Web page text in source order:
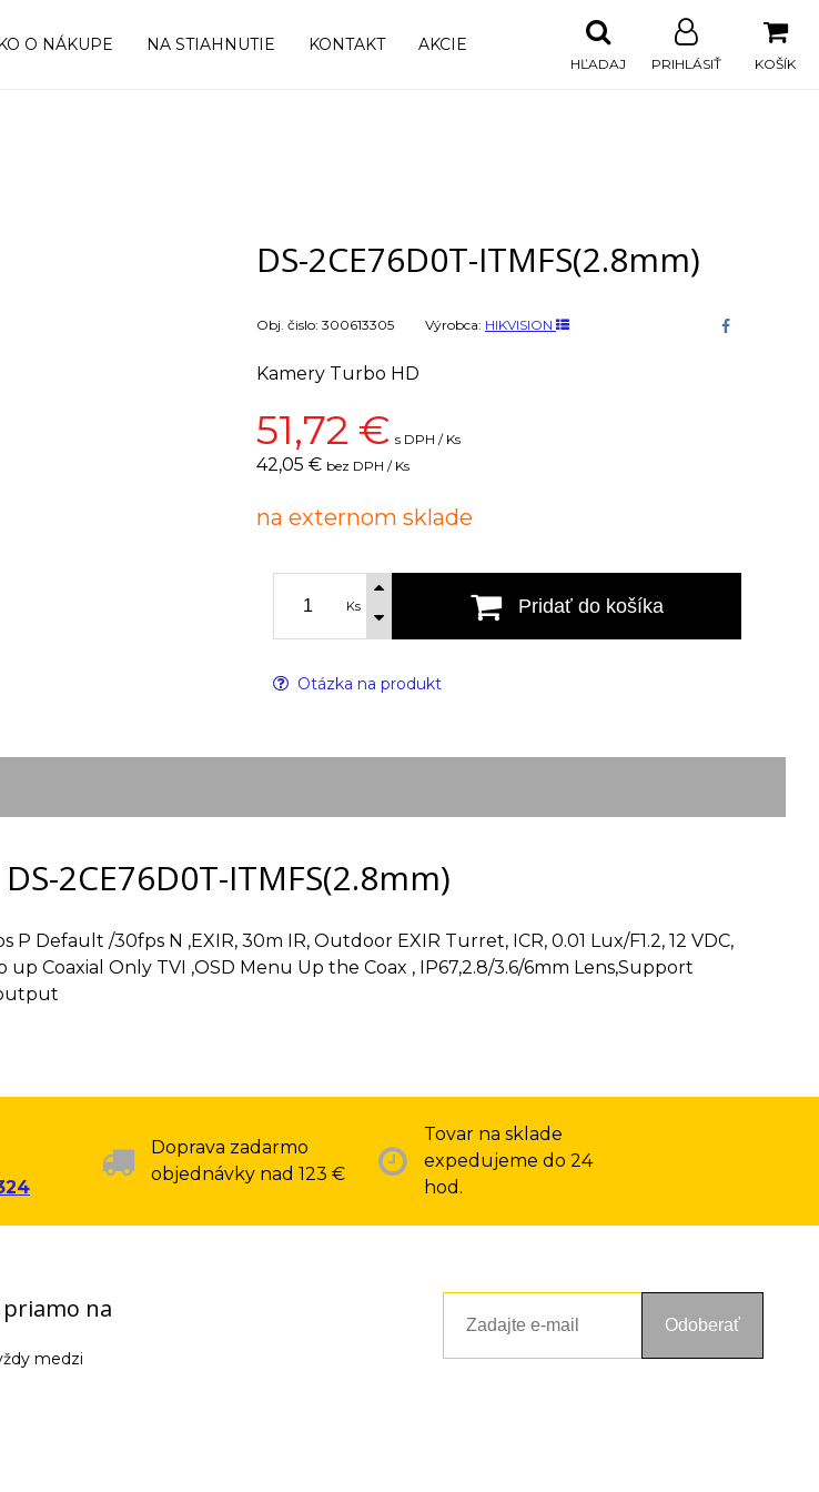
O NÁKUPE NA STIAHNUTIE KONTAKT AKCIE
KOŠÍK
PRIHLÁSIŤ
HĽADAJ
DS-2CE76D0T-ITMFS(2.8mm)
Obj. čislo: 300613305 Výrobca: HIKVISION
Kamery Turbo HD
51,72 € s DPH / Ks
42,05 € bez DPH / Ks
na externom sklade
Ks Pridať do košíka
Otázka na produkt
DS-2CE76D0T-ITMFS(2.8mm)
P Default /30fps N ,EXIR, 30m IR, Outdoor EXIR Turret, ICR, 0.01 Lux/F1.2, 12 VDC,
up Coaxial Only TVI ,OSD Menu Up the Coax , IP67,2.8/3.6/6mm Lens,Support
Doprava zadarmo
objednávky nad 123 €
Tovar na sklade
expedujeme do 24
hod.
na
medzi
Odoberať